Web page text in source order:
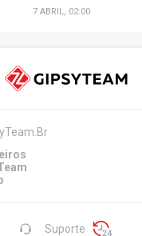
7 ABRIL, 02:00
Suporte